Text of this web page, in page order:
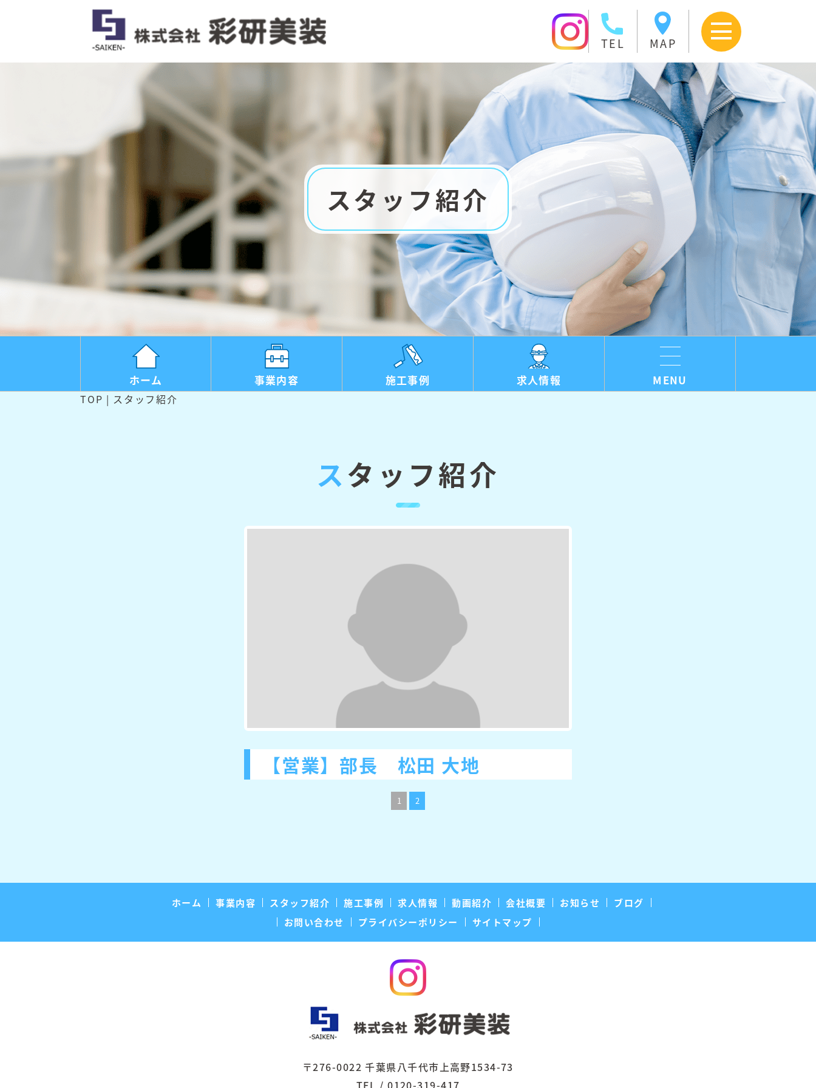
TEL MAP
スタッフ紹介
ホーム 事業内容 施工事例 求人情報 MENU
TOP スタッフ紹介
スタッフ紹介
【営業】部長 松田 大地
1 2
ホーム 事業内容 スタッフ紹介 施工事例 求人情報 動画紹介 会社概要 お知らせ
ブログ
お問い合わせ
プライバシーポリシー サイトマップ
〒276-0022 千葉県八千代市上高野1534-73
TEL / 0120-319-417